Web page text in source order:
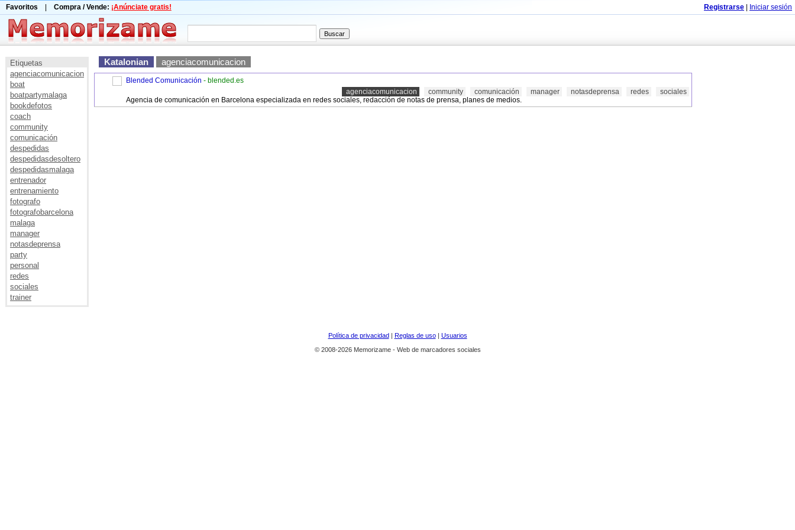
Favoritos Compra / Vende: ¡Anúnciate gratis! Registrarse Iniciar sesión
Etiquetas
agenciacomunicacion
boat
boatpartymalaga
bookdefotos
coach
community
comunicación
despedidas
despedidasdesoltero
despedidasmalaga
entrenador
entrenamiento
fotografo
fotografobarcelona
malaga
manager
notasdeprensa
party
personal
redes
sociales
trainer
Katalonian agenciacomunicacion
Blended Comunicación - blended.es
agenciacomunicacion
community comunicación manager notasdeprensa redes
sociales
Agencia de comunicación en Barcelona especializada en redes sociales, redacción de notas de prensa, planes de medios.
Política de privacidad| Reglas de uso| Usuarios
© 2008-2026 Memorizame - Web de marcadores sociales